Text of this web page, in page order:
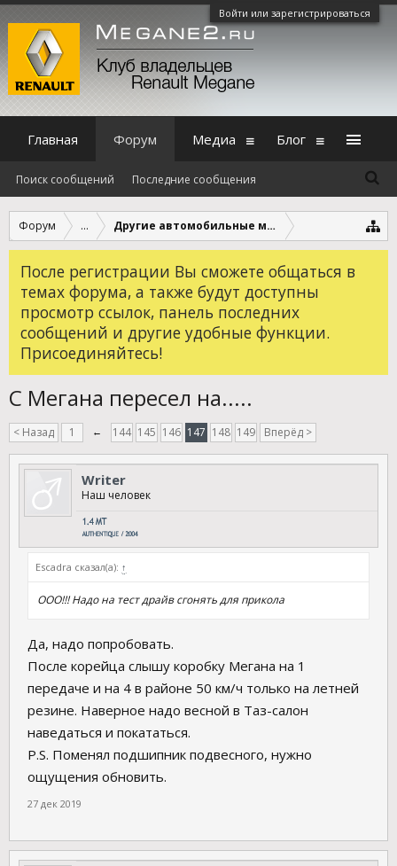
Войти или зарегистрироваться
Форум ... Другие автомобильные марки и модели
После регистрации Вы сможете общаться в
темах форума, а также будут доступны
просмотр ссылок, панель последних
сообщений и другие удобные функции.
Присоединяйтесь!
С Мегана пересел на.....
< Назад 1 ← 144 145 146 147 148 149 Вперёд >
Writer
Наш человек
Escadra сказал(а): ↑
ООО!!! Надо на тест драйв сгонять для прикола
Да, надо попробовать.
После корейца слышу коробку Мегана на 1
передаче и на 4 в районе 50 км/ч только на летней
резине. Наверное надо весной в Таз-салон
наведаться и покататься.
P.S. Поменял подшипник подвесного, нужно
ощущения обновить.
27 дек 2019
Главная Форум
Поиск сообщений Последние сообщения
Медиа Блог